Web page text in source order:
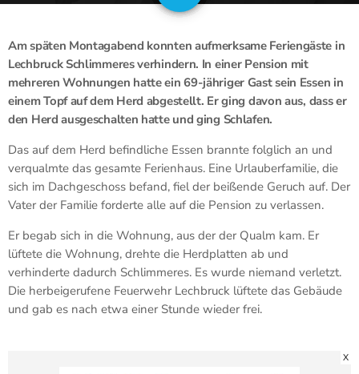
Am späten Montagabend konnten aufmerksame Feriengäste in
Lechbruck Schlimmeres verhindern. In einer Pension mit
mehreren Wohnungen hatte ein 69-jähriger Gast sein Essen in
einem Topf auf dem Herd abgestellt. Er ging davon aus, dass er
den Herd ausgeschalten hatte und ging Schlafen.
Das auf dem Herd befindliche Essen brannte folglich an und
verqualmte das gesamte Ferienhaus. Eine Urlauberfamilie, die
sich im Dachgeschoss befand, fiel der beißende Geruch auf. Der
Vater der Familie forderte alle auf die Pension zu verlassen.
Er begab sich in die Wohnung, aus der der Qualm kam. Er
lüftete die Wohnung, drehte die Herdplatten ab und
verhinderte dadurch Schlimmeres. Es wurde niemand verletzt.
Die herbeigerufene Feuerwehr Lechbruck lüftete das Gebäude
und gab es nach etwa einer Stunde wieder frei.
X